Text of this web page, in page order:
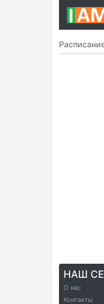
НАШ
О нас
Контакты